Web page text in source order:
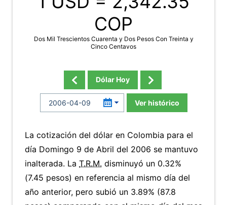
COP
Dos Mil Trescientos Cuarenta y Dos Pesos Con Treinta y
Cinco Centavos
Dólar Hoy
Ver histórico
La cotización del dólar en Colombia para el
día Domingo 9 de Abril del 2006 se mantuvo
inalterada. La T.R.M. disminuyó un 0.32%
(7.45 pesos) en referencia al mismo día del
año anterior, pero subió un 3.89% (87.8